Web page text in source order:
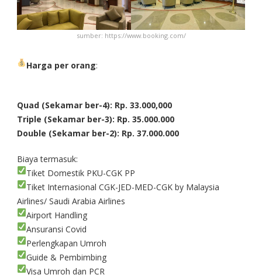
sumber: https://www.booking.com/
Harga per orang:
Quad (Sekamar ber-4): Rp. 33.000,000
Triple (Sekamar ber-3): Rp. 35.000.000
Double (Sekamar ber-2): Rp. 37.000.000
Biaya termasuk:
Tiket Domestik PKU-CGK PP
Tiket Internasional CGK-JED-MED-CGK by Malaysia
Airlines/ Saudi Arabia Airlines
Airport Handling
Ansuransi Covid
Perlengkapan Umroh
Guide & Pembimbing
Visa Umroh dan PCR